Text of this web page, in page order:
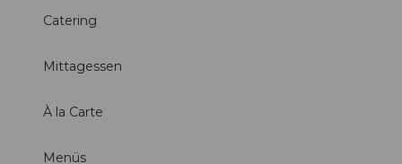
Catering
Mittagessen
À la Carte
Menüs